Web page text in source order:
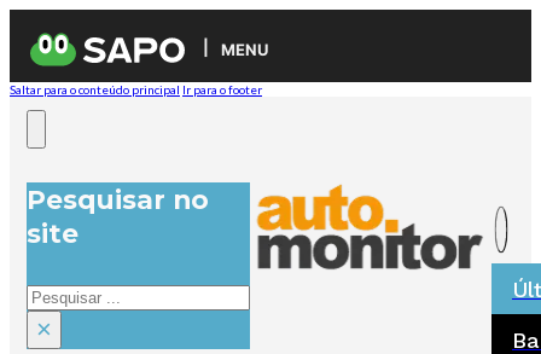
MENU
Saltar para o conteúdo principal Ir para o footer
Pesquisar no
site
Pesquisar
×